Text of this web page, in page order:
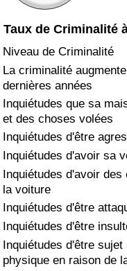
Taux de Criminalité
Niveau de Criminalité
La criminalité
dernières années
Inquiétudes que sa
et des choses volées
Inquiétudes d'être
Inquiétudes d'avoir sa
Inquiétudes d'avoir
la voiture
Inquiétudes d'être
Inquiétudes d'être
Inquiétudes d'être sujet
physique en raison de
Indice de Criminalité
Indice de Criminalité
Indice de criminalité
Soins de santé
Indice des soins de
Indice des soins de
Indice des soins de